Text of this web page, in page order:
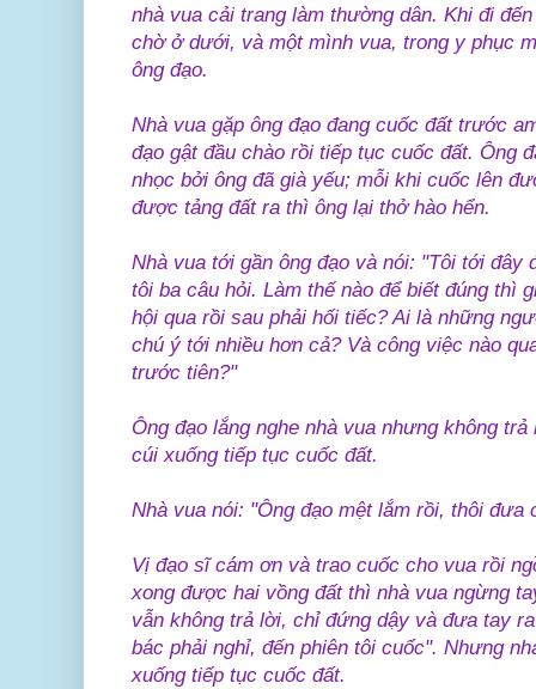
nhà vua cải trang làm thường dân. Khi đi
chờ ở dưới, và một mình vua, trong y phục
ông đạo.
Nhà vua gặp ông đạo đang cuốc đất trước
đạo gật đầu chào rồi tiếp tục cuốc đất. Ông
nhọc bởi ông đã già yếu; mỗi khi cuốc lên
được tảng đất ra thì ông lại thở hào hển.
Nhà vua tới gần ông đạo và nói: "Tôi tới đây
tôi ba câu hỏi. Làm thế nào để biết đúng thì
hội qua rồi sau phải hối tiếc? Ai là những
chú ý tới nhiều hơn cả? Và công việc nào
trước tiên?"
Ông đạo lắng nghe nhà vua nhưng không
cúi xuống tiếp tục cuốc đất.
Nhà vua nói: "Ông đạo mệt lắm rồi, thôi
Vị đạo sĩ cám ơn và trao cuốc cho vua rồi
xong được hai vồng đất thì nhà vua ngừng
vẫn không trả lời, chỉ đứng dậy và đưa tay
bác phải nghỉ, đến phiên tôi cuốc". Nhưng
xuống tiếp tục cuốc đất.